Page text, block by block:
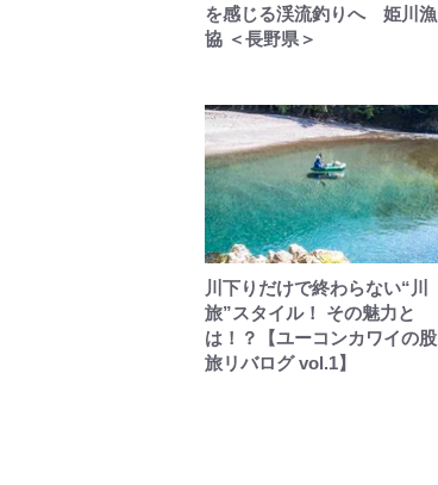
を感じる渓流釣りへ 姫川漁
協 ＜長野県＞
川下りだけで終わらない“川
旅”スタイル！ その魅力と
は！？【ユーコンカワイの股
旅リバログ vol.1】